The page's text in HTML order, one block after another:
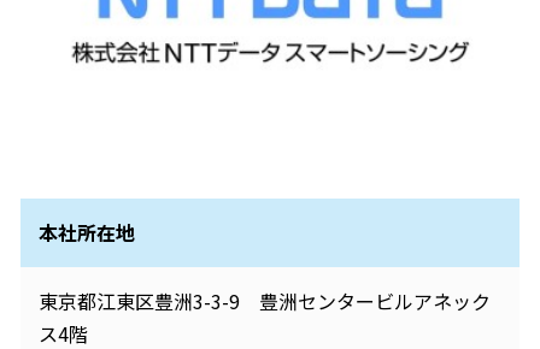
本社所在地
東京都江東区豊洲3-3-9 豊洲センタービルアネック
ス4階